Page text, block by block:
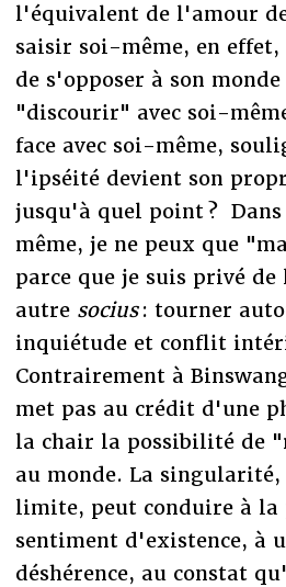
l'équivalent de l'amour
saisir soi-même, en effet,
de s'opposer à son
"discourir" avec soi-
face avec soi-même,
l'ipséité devient son
jusqu'à quel point ?
même, je ne peux que
parce que je suis privé
autre socius: tourner
inquiétude et conflit
Contrairement à
met pas au crédit d'une
la chair la possibilité de
au monde. La singularité,
limite, peut conduire à la
sentiment d'existence, à
déshérence, au constat